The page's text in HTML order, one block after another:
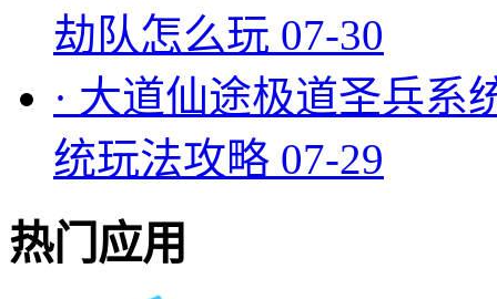
劫队怎么玩 07-30
· 大道仙途极道圣兵系
统玩法攻略 07-29
热门应用